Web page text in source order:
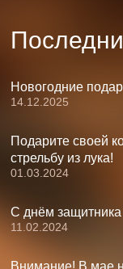
Новогодние
14.12.2025
Подарите своей
стрельбу из лука!
01.03.2024
С днём защитника
11.02.2024
Внимание! В мае